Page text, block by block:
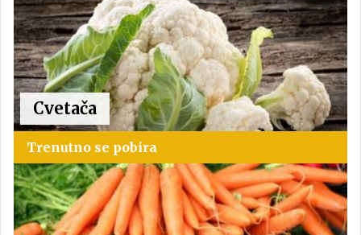
Cvetača
Trenutno se pobira